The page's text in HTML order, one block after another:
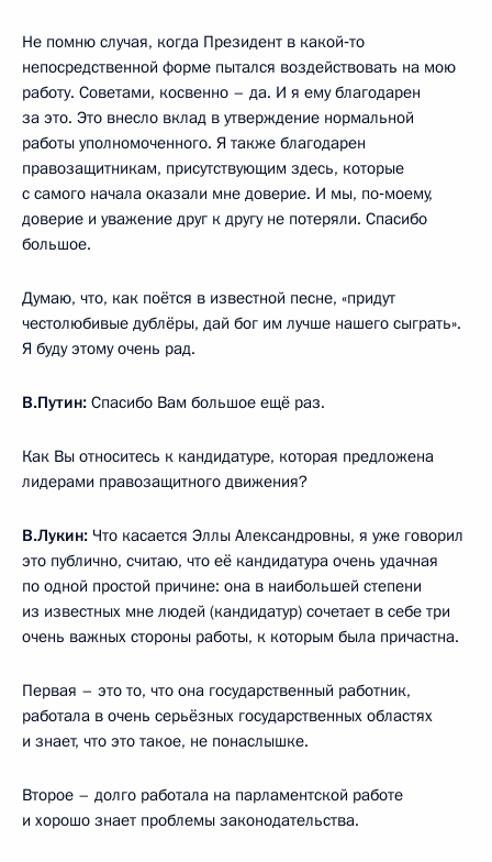
Не помню случая, когда Президент в какой‑то
непосредственной форме пытался воздействовать на мою
работу. Советами, косвенно – да. И я ему благодарен
за это. Это внесло вклад в утверждение нормальной
работы уполномоченного. Я также благодарен
правозащитникам, присутствующим здесь, которые
с самого начала оказали мне доверие. И мы, по‑моему,
доверие и уважение друг к другу не потеряли. Спасибо
большое.
Думаю, что, как поётся в известной песне, «придут
честолюбивые дублёры, дай бог им лучше нашего сыграть».
Я буду этому очень рад.
В.Путин: Спасибо Вам большое ещё раз.
Как Вы относитесь к кандидатуре, которая предложена
лидерами правозащитного движения?
В.Лукин: Что касается Эллы Александровны, я уже говорил
это публично, считаю, что её кандидатура очень удачная
по одной простой причине: она в наибольшей степени
из известных мне людей (кандидатур) сочетает в себе три
очень важных стороны работы, к которым была причастна.
Первая – это то, что она государственный работник,
работала в очень серьёзных государственных областях
и знает, что это такое, не понаслышке.
Второе – долго работала на парламентской работе
и хорошо знает проблемы законодательства.